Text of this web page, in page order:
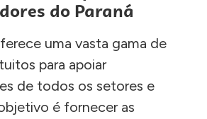
do Paraná
uma vasta gama de
para apoiar
de todos os setores e
é fornecer as